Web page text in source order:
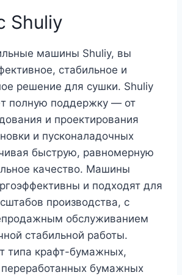
Shuliy
машины Shuliy, вы
стабильное и
решение для сушки. Shuliy
полную поддержку — от
и проектирования
и пусконаладочных
быструю, равномерную
качество. Машины
и подходят для
производства, с
обслуживанием
стабильной работы.
типа крафт-бумажных,
бумажных